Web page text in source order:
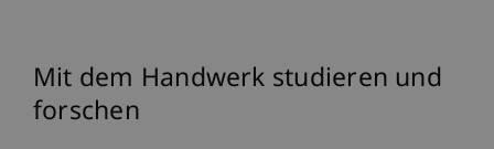
Mit dem Handwerk studieren und
forschen